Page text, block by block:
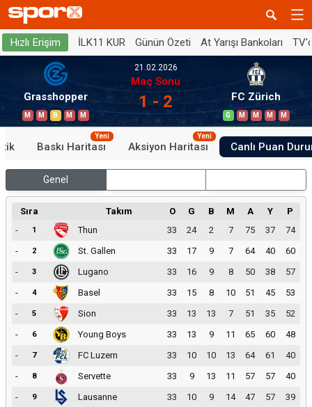
Hızlı Erişim İLK11 KUR Günün Özeti At Yarışı Bankoları
Grasshopper
M M B M M
21.02.2026
Maç Sonu
1 - 2 FC Zürich
G M M M M
Baskı Haritası
Yeni
Aksiyon Haritası
Yeni
Canlı Puan
Genel
Sıra Takım O G B M A Y
P
-
1 Thun 33 24 2 7 75 37
74
-
2 St. Gallen 33 17 9 7 64 40
60
-
3 Lugano 33 16 9 8 50 38
57
-
4 Basel 33 15 8 10 51 45
53
-
5 Sion 33 13 13 7 51 35
52
-
6 Young Boys 33 13 9 11 65 60
48
-
7 FC Luzern 33 10 10 13 64 61
40
-
8 Servette 33 9 13 11 57 57
40
-
9 Lausanne 33 10 9 14 47 57
39